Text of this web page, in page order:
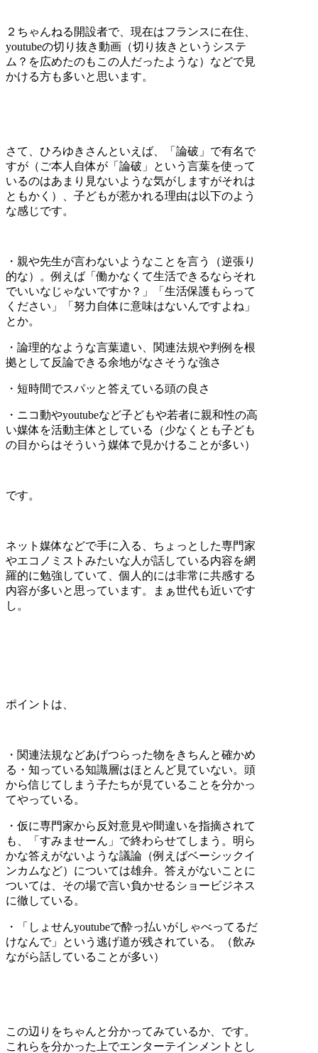
２ちゃんねる開設者で、現在はフランスに在住、
youtubeの切り抜き動画（切り抜きというシステ
ム？を広めたのもこの人だったような）などで見
かける方も多いと思います。
さて、ひろゆきさんといえば、「論破」で有名で
すが（ご本人自体が「論破」という言葉を使って
いるのはあまり見ないような気がしますがそれは
ともかく）、子どもが惹かれる理由は以下のよう
な感じです。
・親や先生が言わないようなことを言う（逆張り
的な）。例えば「働かなくて生活できるならそれ
でいいなじゃないですか？」「生活保護もらって
ください」「努力自体に意味はないんですよね」
とか。
・論理的なような言葉遣い、関連法規や判例を根
拠として反論できる余地がなさそうな強さ
・短時間でスパッと答えている頭の良さ
・ニコ動やyoutubeなど子どもや若者に親和性の高
い媒体を活動主体としている（少なくとも子ども
の目からはそういう媒体で見かけることが多い）
です。
ネット媒体などで手に入る、ちょっとした専門家
やエコノミストみたいな人が話している内容を網
羅的に勉強していて、個人的には非常に共感する
内容が多いと思っています。まぁ世代も近いです
し。
ポイントは、
・関連法規などあげつらった物をきちんと確かめ
る・知っている知識層はほとんど見ていない。頭
から信じてしまう子たちが見ていることを分かっ
てやっている。
・仮に専門家から反対意見や間違いを指摘されて
も、「すみませーん」で終わらせてしまう。明ら
かな答えがないような議論（例えばベーシックイ
ンカムなど）については雄弁。答えがないことに
ついては、その場で言い負かせるショービジネス
に徹している。
・「しょせんyoutubeで酔っ払いがしゃべってるだ
けなんで」という逃げ道が残されている。（飲み
ながら話していることが多い）
この辺りをちゃんと分かってみているか、です。
これらを分かった上でエンターテインメントとし